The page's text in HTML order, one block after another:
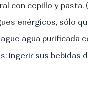
con cepillo y
enérgicos, sólo
agua purificada
ingerir sus bebidas